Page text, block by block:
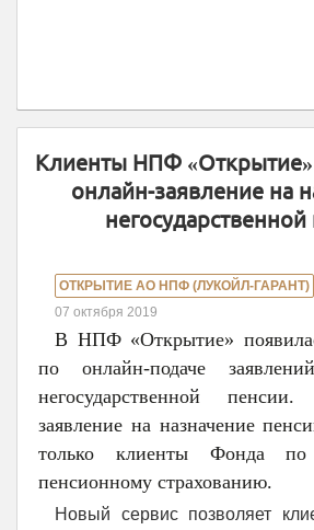
Клиенты НПФ «Открытие»
онлайн-заявление на
ОТКРЫТИЕ АО НПФ (ЛУКОЙЛ-ГАРАНТ)
07 октября 2019
В НПФ «Открытие»
по онлайн-подаче
негосударственной
заявление на назначение
только клиенты Фонда по
пенсионному страхованию.
Новый сервис позволяет